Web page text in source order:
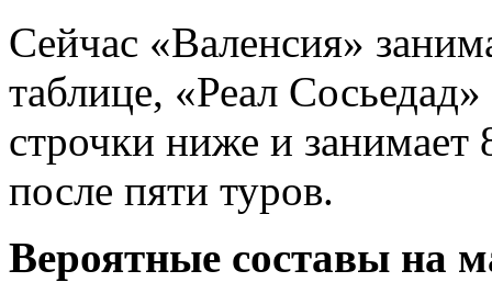
Сейчас «Валенсия»
таблице, «Реал
строчки ниже и
после пяти туров.
Вероятные составы на